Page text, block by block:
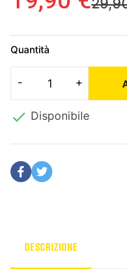
Quantità
 Disponibile
Descrizione